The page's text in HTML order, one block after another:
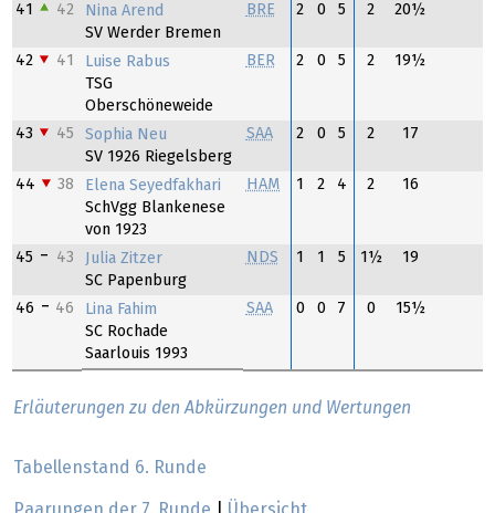
41 42
Nina Arend
SV Werder Bremen
BRE 2 0 5 2 20½
42 41
Luise Rabus
TSG
Oberschöneweide
BER 2 0 5 2 19½
43 45
Sophia Neu
SV 1926 Riegelsberg
SAA 2 0 5 2 17
44 38
Elena Seyedfakhari
SchVgg Blankenese
von 1923
HAM 1 2 4 2 16
45 43
Julia Zitzer
SC Papenburg
NDS 1 1 5 1½ 19
46 46
Lina Fahim
SC Rochade
Saarlouis 1993
SAA 0 0 7 0 15½
Erläuterungen zu den Abkürzungen und Wertungen
Tabellenstand 6. Runde